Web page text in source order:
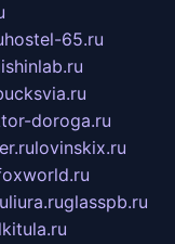
hostel-65.ru
doroga.ru
lovinskix.ru
liura.ruglasspb.ru